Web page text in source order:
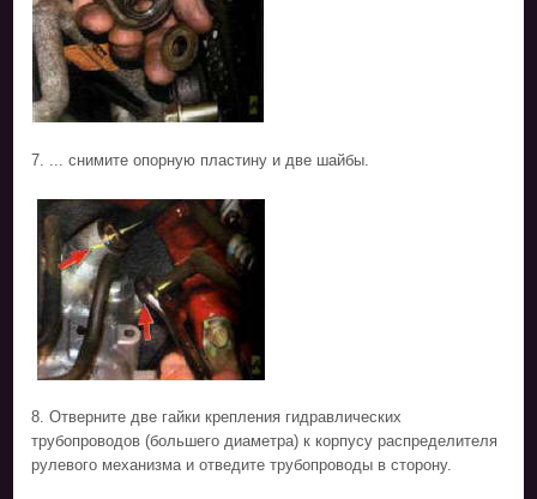
7. ... снимите опорную пластину и две шайбы.
8. Отверните две гайки крепления гидравлических
трубопроводов (большего диаметра) к корпусу распределителя
рулевого механизма и отведите трубопроводы в сторону.